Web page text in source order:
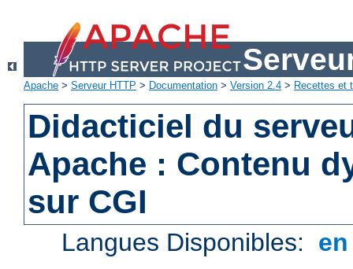
Apache > Serveur HTTP > Documentation > Version 2.4 > Recettes et
Didacticiel du
Apache : Contenu
sur CGI
Langues Disponibles: